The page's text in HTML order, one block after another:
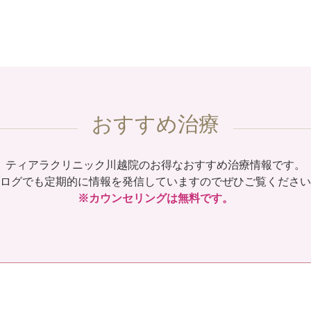
おすすめ治療
ティアラクリニック川越院のお得なおすすめ治療情報です。
グでも定期的に情報を発信していますのでぜひご覧くださ
※カウンセリングは無料です。